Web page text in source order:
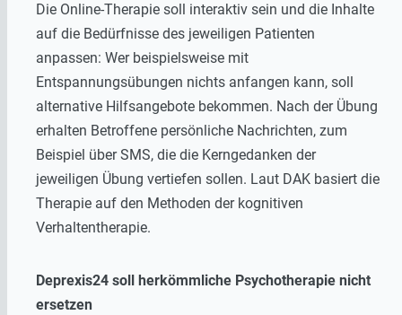
Die Online-Therapie soll interaktiv sein und die Inhalte
auf die Bedürfnisse des jeweiligen Patienten
anpassen: Wer beispielsweise mit
Entspannungsübungen nichts anfangen kann, soll
alternative Hilfsangebote bekommen. Nach der Übung
erhalten Betroffene persönliche Nachrichten, zum
Beispiel über SMS, die die Kerngedanken der
jeweiligen Übung vertiefen sollen. Laut DAK basiert die
Therapie auf den Methoden der kognitiven
Verhaltentherapie.
Deprexis24 soll herkömmliche Psychotherapie nicht
ersetzen